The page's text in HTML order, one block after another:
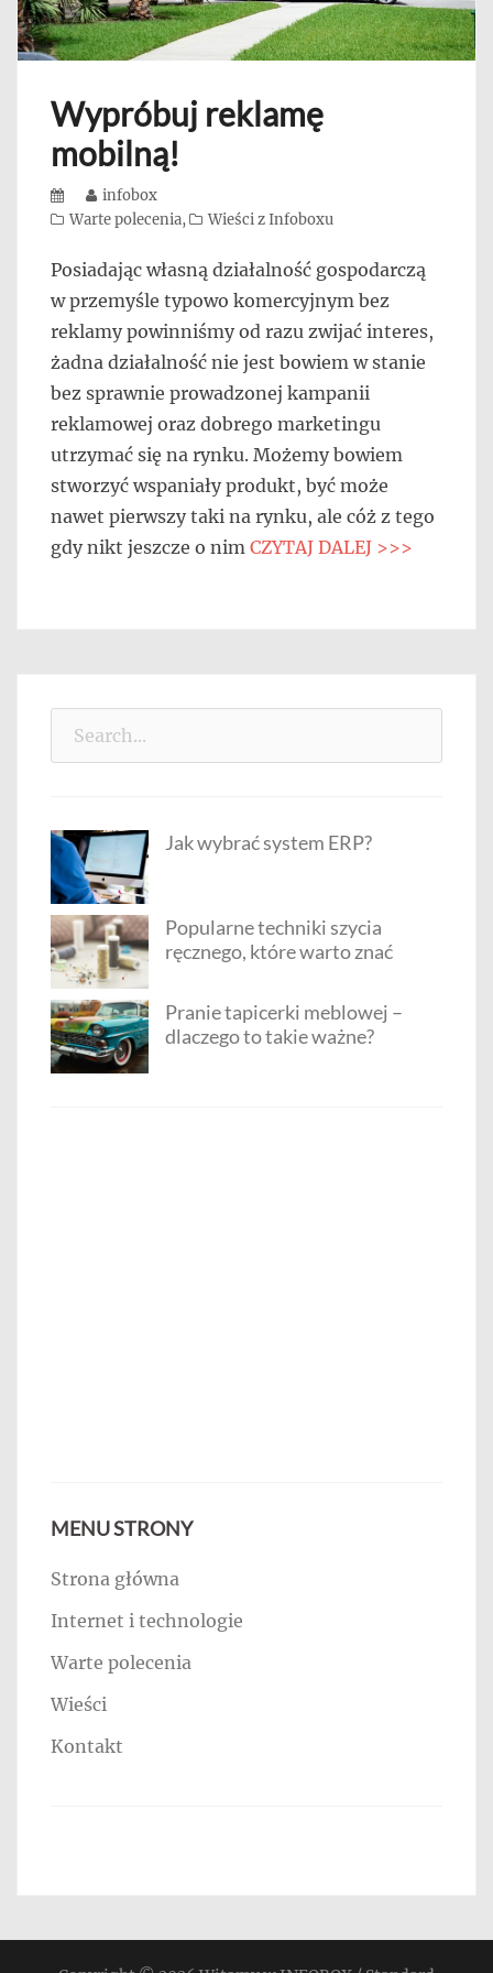
Wypróbuj reklamę
mobilną!
Posted
on
Author
infobox
Categories
Warte polecenia, Wieści z Infoboxu
Posiadając własną działalność gospodarczą
w przemyśle typowo komercyjnym bez
reklamy powinniśmy od razu zwijać interes,
żadna działalność nie jest bowiem w stanie
bez sprawnie prowadzonej kampanii
reklamowej oraz dobrego marketingu
utrzymać się na rynku. Możemy bowiem
stworzyć wspaniały produkt, być może
nawet pierwszy taki na rynku, ale cóż z tego
gdy nikt jeszcze o nim CZYTAJ DALEJ >>>
Jak wybrać system ERP?
Popularne techniki szycia
ręcznego, które warto znać
Pranie tapicerki meblowej –
dlaczego to takie ważne?
MENU STRONY
Strona główna
Internet i technologie
Warte polecenia
Wieści
Kontakt